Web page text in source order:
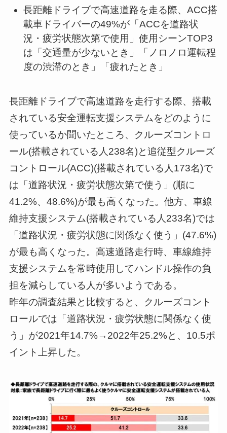
長距離ドライブで高速道路を走る際、ACC搭
載車ドライバーの49%が「ACCを道路状
況・疲労状態次第で使用」使用シーンTOP3
は「交通量が少ないとき」「ノロノロ運転程
度の渋滞のとき」「疲れたとき」
長距離ドライブで高速道路を走行する際、搭載
されている安全運転支援システムをどのように
使っているか聞いたところ、クルーズコントロ
ール(搭載されている人238名)と追従型クルーズ
コントロール(ACC)(搭載されている人173名)で
は「道路状況・疲労状態次第で使う」(順に
41.2%、48.6%)が最も高くなった。他方、車線
維持支援システム(搭載されている人233名)では
「道路状況・疲労状態に関係なく使う」(47.6%)
が最も高くなった。高速道路走行時、車線維持
支援システムを常時使用してハンドル操作の負
担を減らしている人が多いようである。
昨年の調査結果と比較すると、クルーズコント
ロールでは「道路状況・疲労状態に関係なく使
う」が2021年14.7%→2022年25.2%と、10.5ポ
イント上昇した。